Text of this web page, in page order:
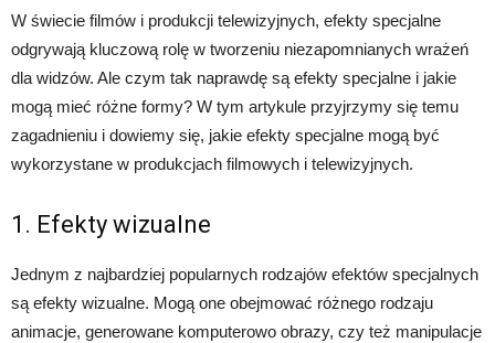
W świecie filmów i produkcji telewizyjnych, efekty specjalne
odgrywają kluczową rolę w tworzeniu niezapomnianych wrażeń
dla widzów. Ale czym tak naprawdę są efekty specjalne i jakie
mogą mieć różne formy? W tym artykule przyjrzymy się temu
zagadnieniu i dowiemy się, jakie efekty specjalne mogą być
wykorzystane w produkcjach filmowych i telewizyjnych.
1. Efekty wizualne
Jednym z najbardziej popularnych rodzajów efektów specjalnych
są efekty wizualne. Mogą one obejmować różnego rodzaju
animacje, generowane komputerowo obrazy, czy też manipulacje